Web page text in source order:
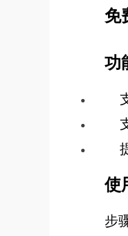
免
功
使
步